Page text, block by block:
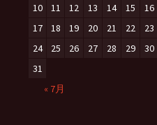
10
11 12 13 14 15
16
17
18 19 20 21 22
23
24
25 26 27 28 29
30
31
« 7月